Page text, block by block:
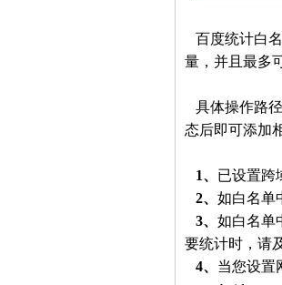
百度统计白
量，并且最多
具体操作路
态后即可添加
1、 已设置跨
2、 如白名单
3、 如白名单
要统计时，请
4、 当您设置